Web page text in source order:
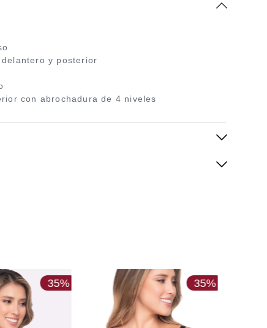
y posterior
con abrochadura de 4 niveles
35% 35%